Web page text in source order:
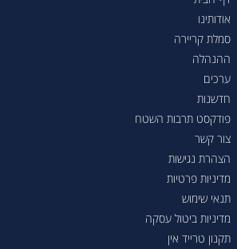
אודותינו
סמלת קריירה
ההנהלה
ערכים
חדשנות
פודקסט תרבות השטח
צור קשר
הצהרת נגישות
מדיניות פרטיות
תנאי שימוש
מדיניות ביטול עסקה
תקנון טרייד אין